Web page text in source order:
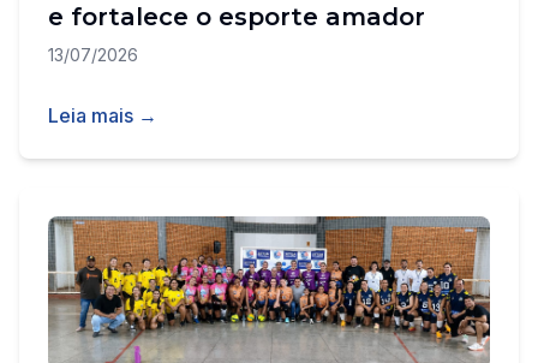
e fortalece o esporte amador
13/07/2026
Leia mais →